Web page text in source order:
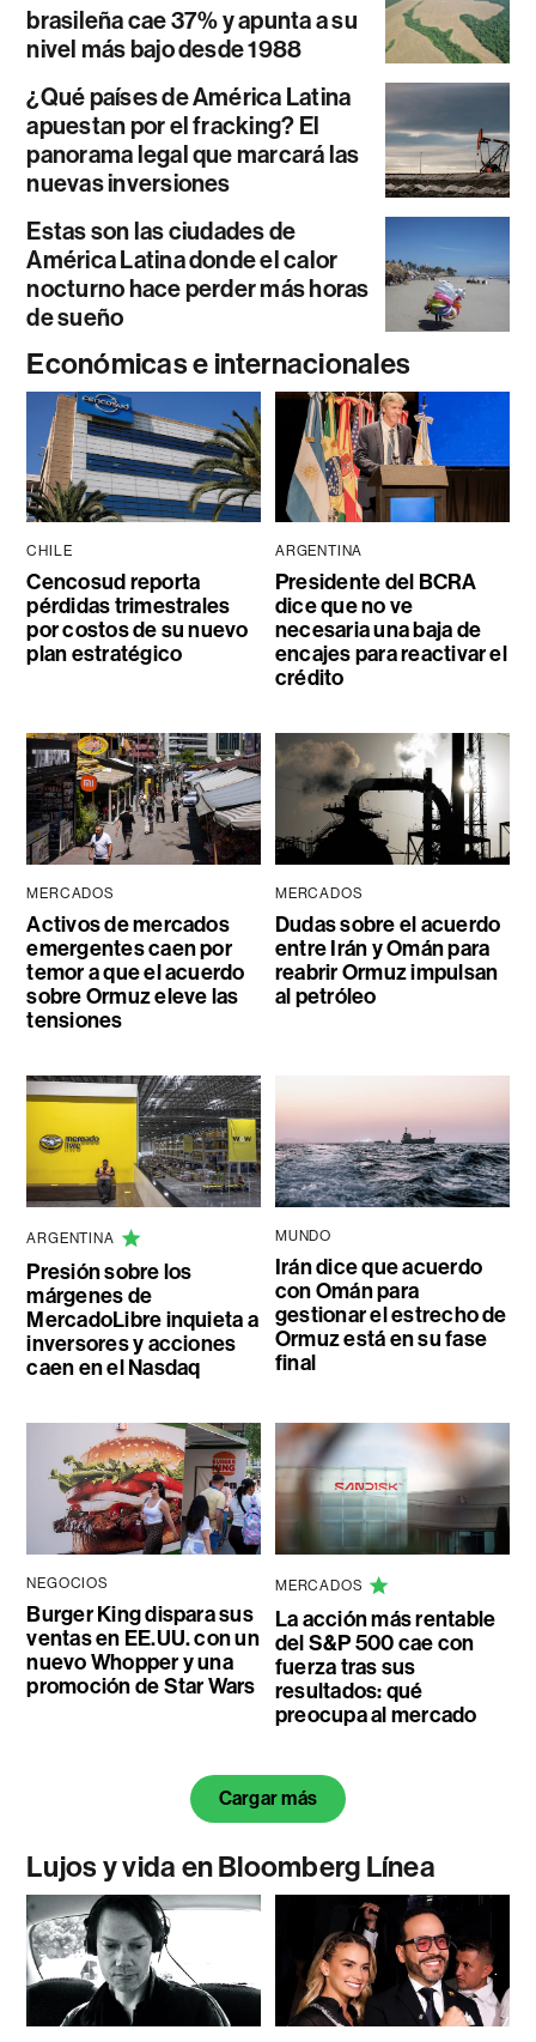
brasileña cae 37% y apunta a su
nivel más bajo desde 1988
¿Qué países de América Latina
apuestan por el fracking? El
panorama legal que marcará las
nuevas inversiones
Estas son las ciudades de
América Latina donde el calor
nocturno hace perder más horas
de sueño
Económicas e internacionales
CHILE
Cencosud reporta
pérdidas trimestrales
por costos de su nuevo
plan estratégico
ARGENTINA
Presidente del BCRA
dice que no ve
necesaria una baja de
encajes para reactivar el
crédito
MERCADOS
Activos de mercados
emergentes caen por
temor a que el acuerdo
sobre Ormuz eleve las
tensiones
MERCADOS
Dudas sobre el acuerdo
entre Irán y Omán para
reabrir Ormuz impulsan
al petróleo
ARGENTINA
Presión sobre los
márgenes de
MercadoLibre inquieta a
inversores y acciones
caen en el Nasdaq
MUNDO
Irán dice que acuerdo
con Omán para
gestionar el estrecho de
Ormuz está en su fase
final
NEGOCIOS
Burger King dispara sus
ventas en EE.UU. con un
nuevo Whopper y una
promoción de Star Wars
MERCADOS
La acción más rentable
del S&P 500 cae con
fuerza tras sus
resultados: qué
preocupa al mercado
Cargar más
Lujos y vida en Bloomberg Línea